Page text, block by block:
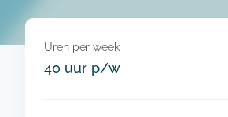
Uren per week
40 uur p/w